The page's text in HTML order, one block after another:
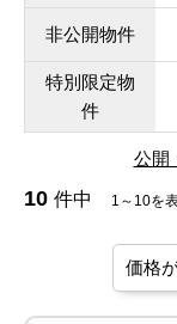
非公開物件
特別限定物
件
公開
10 件中 1～10を